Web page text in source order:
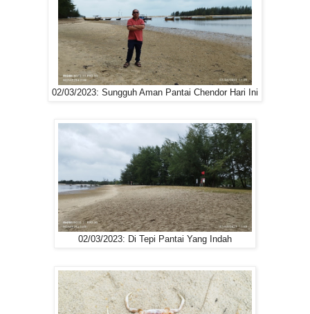
02/03/2023: Sungguh Aman Pantai Chendor Hari Ini
02/03/2023: Di Tepi Pantai Yang Indah